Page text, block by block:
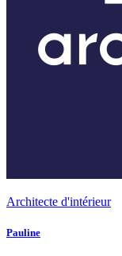
Architecte d'intérieur
Pauline